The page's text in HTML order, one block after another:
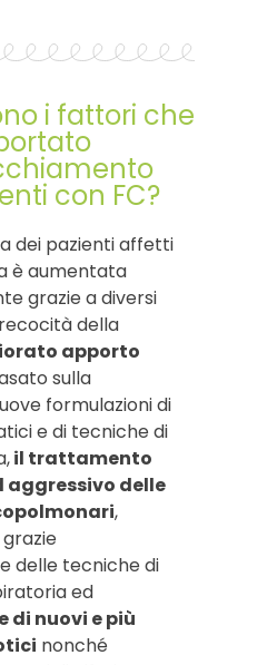
i fattori che
con FC?
dei pazienti affetti
è aumentata
grazie a diversi
della
apporto
sulla
formulazioni di
e di tecniche di
il trattamento
aggressivo delle
,
delle tecniche di
ed
di nuovi e più
nonché